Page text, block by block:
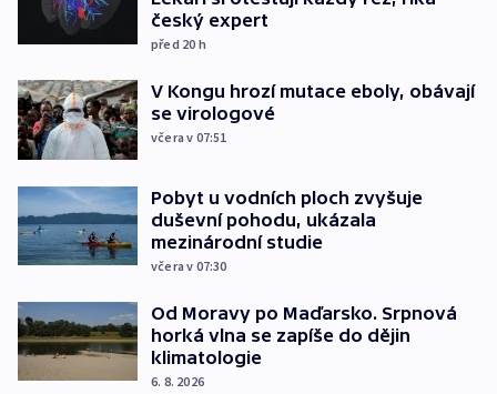
český expert
před 20 h
V Kongu hrozí mutace eboly, obávají
se virologové
včera v 07:51
Pobyt u vodních ploch zvyšuje
duševní pohodu, ukázala
mezinárodní studie
včera v 07:30
Od Moravy po Maďarsko. Srpnová
horká vlna se zapíše do dějin
klimatologie
6. 8. 2026